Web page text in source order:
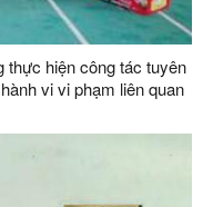
hiện công tác tuyên
vi vi phạm liên quan